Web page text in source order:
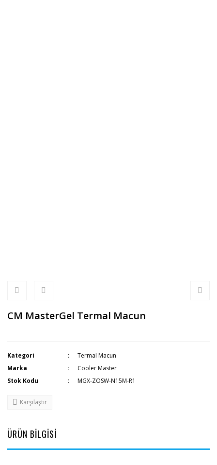
CM MasterGel Termal Macun
Kategori
Termal Macun
Marka
Cooler Master
Stok Kodu
MGX-ZOSW-N15M-R1
Karşılaştır
ÜRÜN BİLGİSİ